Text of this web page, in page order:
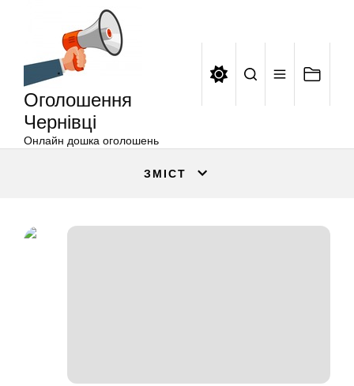
Оголошення
Чернівці
Онлайн дошка оголошень
ЗМІСТ